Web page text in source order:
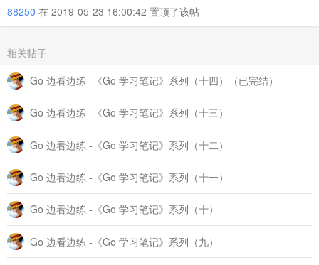
88250 在 2019-05-23 16:00:42 置顶了该帖
相关帖子
Go 边看边练 -《Go 学习笔记》系列（十四）（已完结）
Go 边看边练 -《Go 学习笔记》系列（十三）
Go 边看边练 -《Go 学习笔记》系列（十二）
Go 边看边练 -《Go 学习笔记》系列（十一）
Go 边看边练 -《Go 学习笔记》系列（十）
Go 边看边练 -《Go 学习笔记》系列（九）